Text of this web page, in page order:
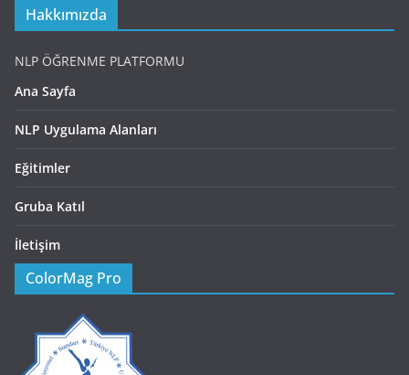
Hakkımızda
NLP ÖĞRENME PLATFORMU
Ana Sayfa
NLP Uygulama Alanları
Eğitimler
Gruba Katıl
İletişim
ColorMag Pro